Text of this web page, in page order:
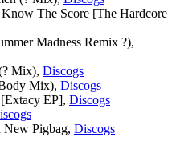
The Score [The Hardcore
Madness Remix ?),
Mix), Discogs
Mix), Discogs
EP], Discogs
New Pigbag, Discogs